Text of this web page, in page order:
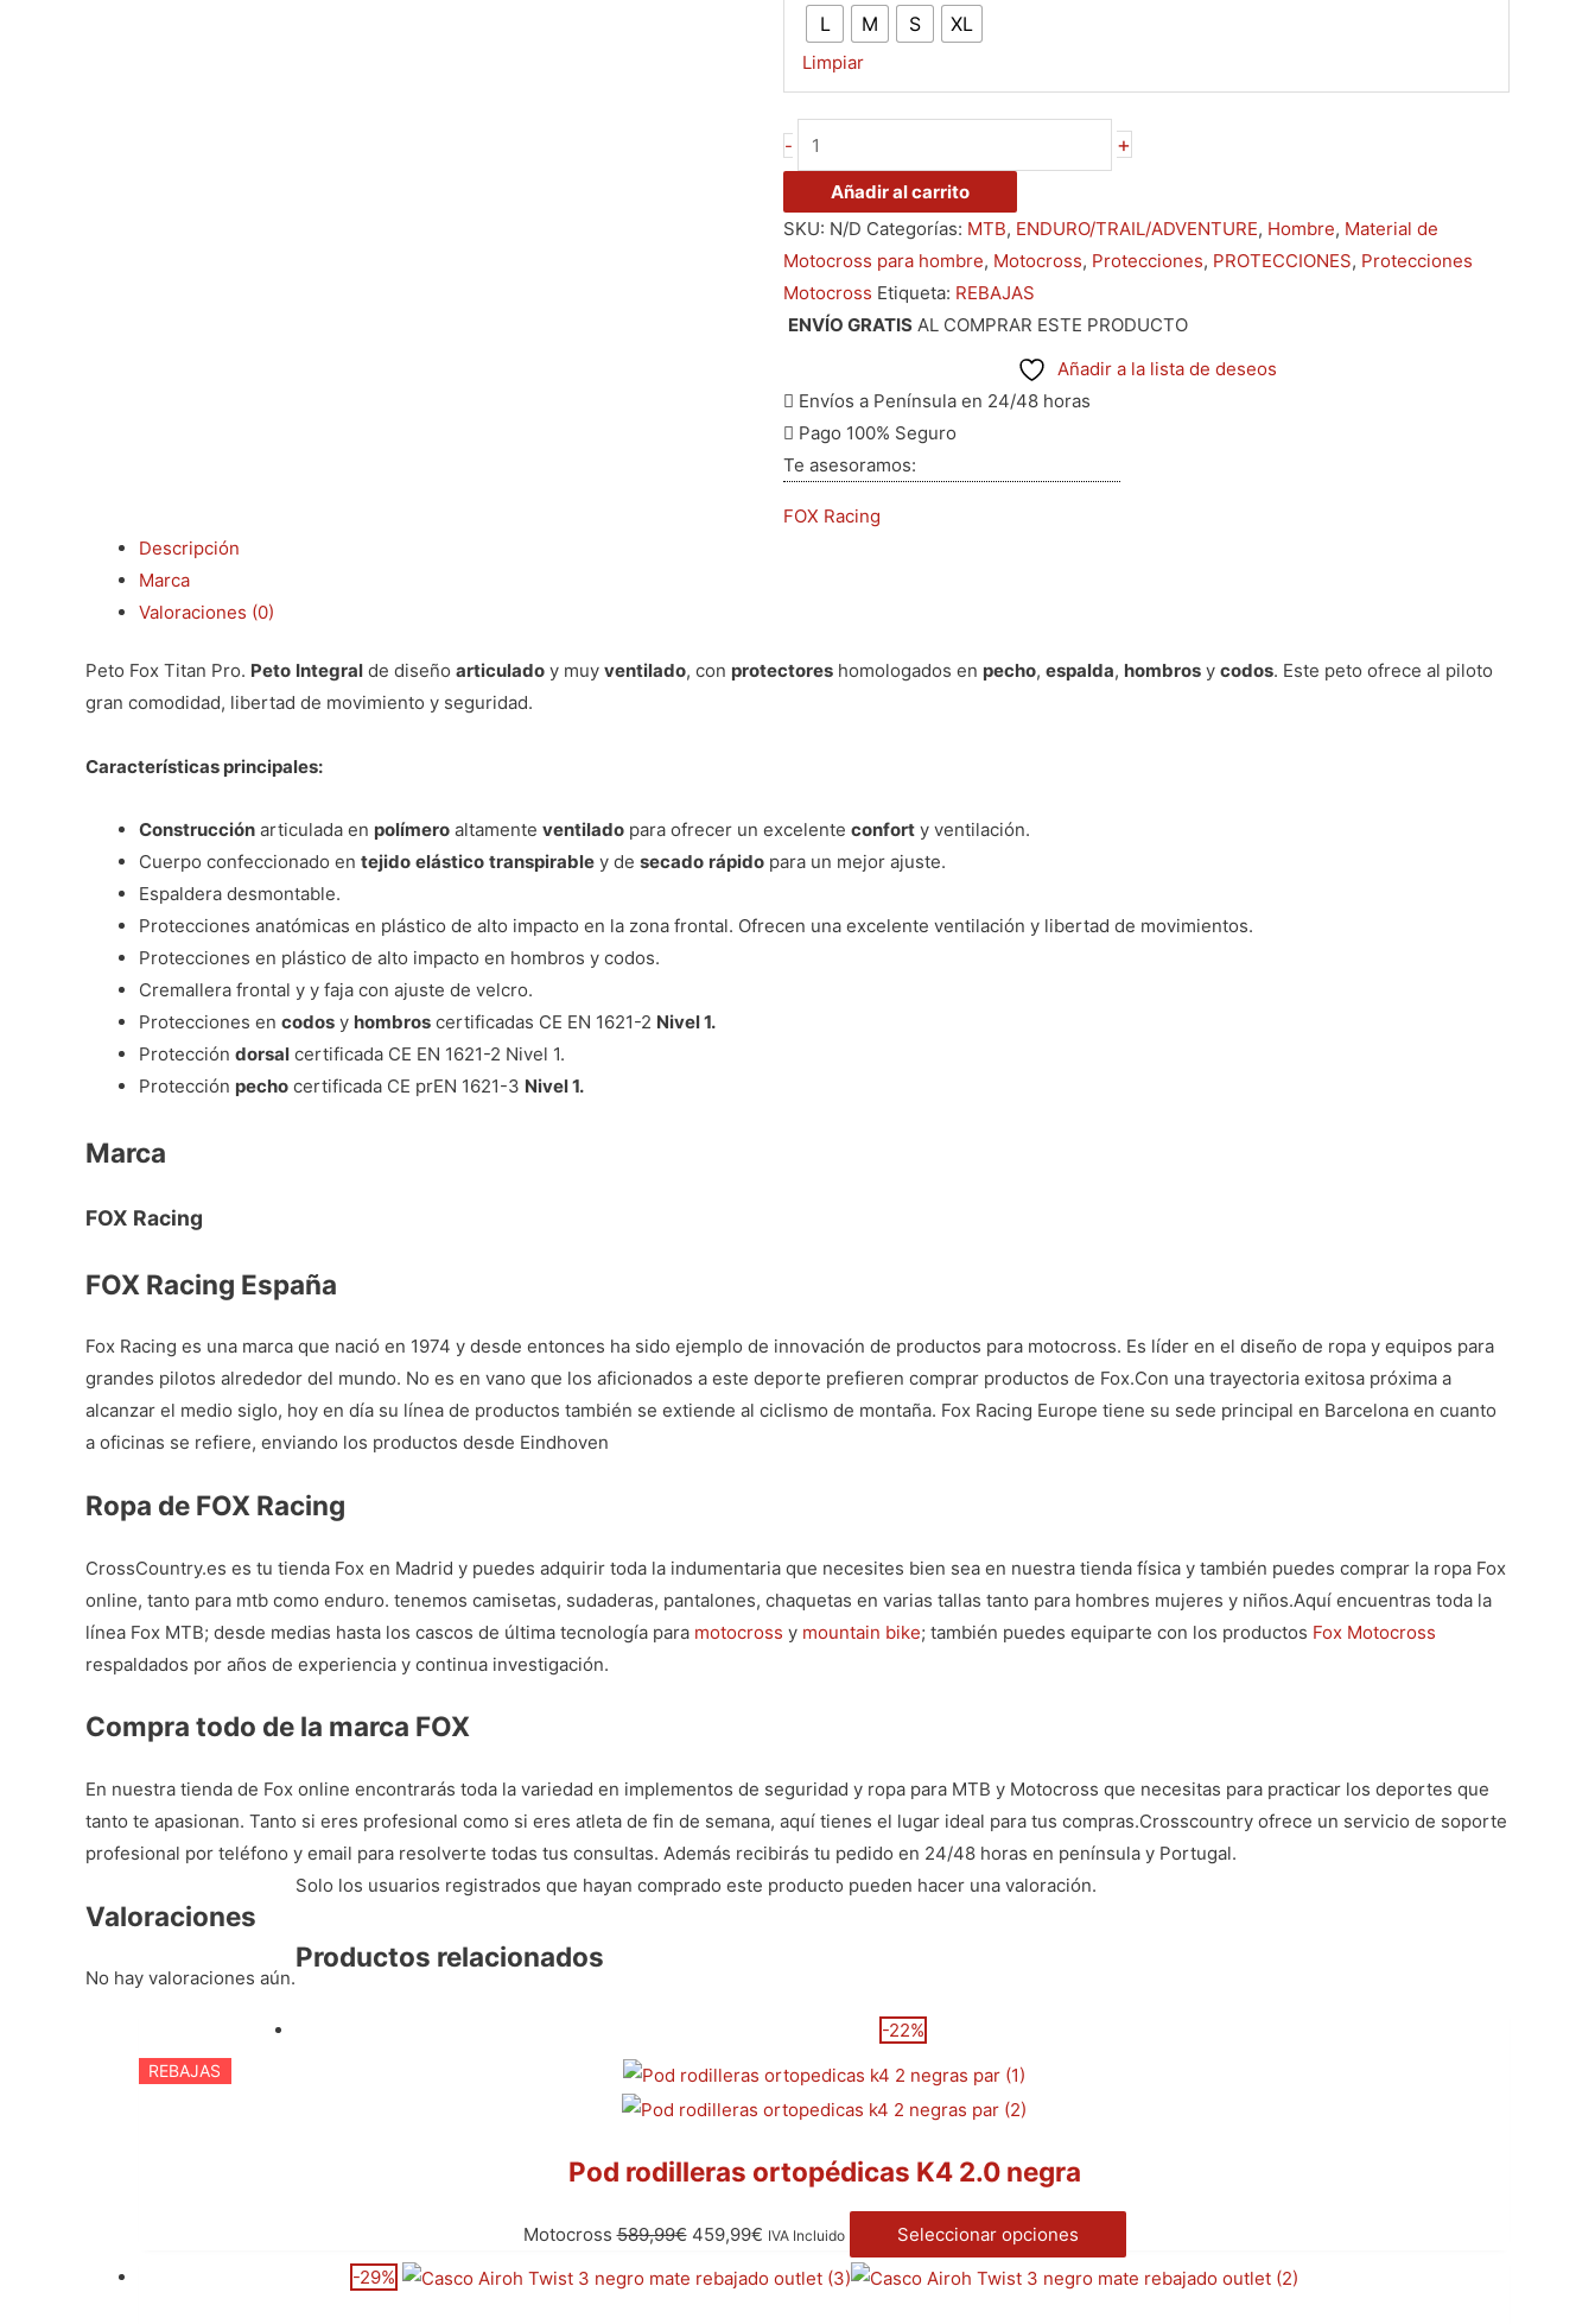
L M S XL
Limpiar
- +
Añadir al carrito
SKU: N/D Categorías: MTB, ENDURO/TRAIL/ADVENTURE, Hombre, Material de
Motocross para hombre, Motocross, Protecciones, PROTECCIONES, Protecciones
Motocross Etiqueta: REBAJAS
ENVÍO GRATIS AL COMPRAR ESTE PRODUCTO
Añadir a la lista de deseos
Envíos a Península en 24/48 horas
Pago 100% Seguro
Te asesoramos:
FOX Racing
Descripción
Marca
Valoraciones (0)
Peto Fox Titan Pro. Peto Integral de diseño articulado y muy ventilado, con protectores homologados en pecho, espalda, hombros y codos. Este peto ofrece al piloto
gran comodidad, libertad de movimiento y seguridad.
Características principales:
Construcción articulada en polímero altamente ventilado para ofrecer un excelente confort y ventilación.
Cuerpo confeccionado en tejido elástico transpirable y de secado rápido para un mejor ajuste.
Espaldera desmontable.
Protecciones anatómicas en plástico de alto impacto en la zona frontal. Ofrecen una excelente ventilación y libertad de movimientos.
Protecciones en plástico de alto impacto en hombros y codos.
Cremallera frontal y y faja con ajuste de velcro.
Protecciones en codos y hombros certificadas CE EN 1621-2 Nivel 1.
Protección dorsal certificada CE EN 1621-2 Nivel 1.
Protección pecho certificada CE prEN 1621-3 Nivel 1.
Marca
FOX Racing
FOX Racing España
Fox Racing es una marca que nació en 1974 y desde entonces ha sido ejemplo de innovación de productos para motocross. Es líder en el diseño de ropa y equipos para
grandes pilotos alrededor del mundo. No es en vano que los aficionados a este deporte prefieren comprar productos de Fox.Con una trayectoria exitosa próxima a
alcanzar el medio siglo, hoy en día su línea de productos también se extiende al ciclismo de montaña. Fox Racing Europe tiene su sede principal en Barcelona en cuanto
a oficinas se refiere, enviando los productos desde Eindhoven
Ropa de FOX Racing
CrossCountry.es es tu tienda Fox en Madrid y puedes adquirir toda la indumentaria que necesites bien sea en nuestra tienda física y también puedes comprar la ropa Fox
online, tanto para mtb como enduro. tenemos camisetas, sudaderas, pantalones, chaquetas en varias tallas tanto para hombres mujeres y niños.Aquí encuentras toda la
línea Fox MTB; desde medias hasta los cascos de última tecnología para motocross y mountain bike; también puedes equiparte con los productos Fox Motocross
respaldados por años de experiencia y continua investigación.
Compra todo de la marca FOX
En nuestra tienda de Fox online encontrarás toda la variedad en implementos de seguridad y ropa para MTB y Motocross que necesitas para practicar los deportes que
tanto te apasionan. Tanto si eres profesional como si eres atleta de fin de semana, aquí tienes el lugar ideal para tus compras.Crosscountry ofrece un servicio de soporte
profesional por teléfono y email para resolverte todas tus consultas. Además recibirás tu pedido en 24/48 horas en península y Portugal.
Valoraciones
No hay valoraciones aún.
Solo los usuarios registrados que hayan comprado este producto pueden hacer una valoración.
Productos relacionados
-22%
REBAJAS
Pod rodilleras ortopédicas K4 2.0 negra
Motocross589,99€ 459,99€ IVA Incluido Seleccionar opciones
de
-29%
producto
de